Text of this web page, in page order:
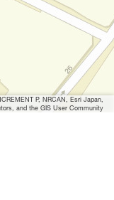
P, NRCAN, Esri Japan,
and the GIS User Community